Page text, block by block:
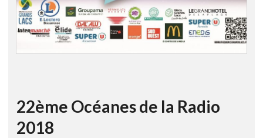
22ème Océanes de la Radio
2018